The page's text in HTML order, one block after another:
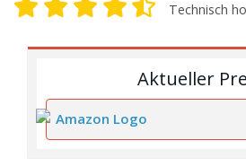
Technisch
Aktueller